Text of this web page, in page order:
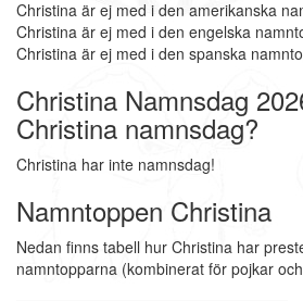
Christina är ej med i den amerikanska
Christina är ej med i den engelska
Christina är ej med i den spanska
Christina Namnsdag
Christina namnsdag?
Christina har inte namnsdag!
Namntoppen Christina
Nedan finns tabell hur Christina har
namntopparna (kombinerat för pojkar